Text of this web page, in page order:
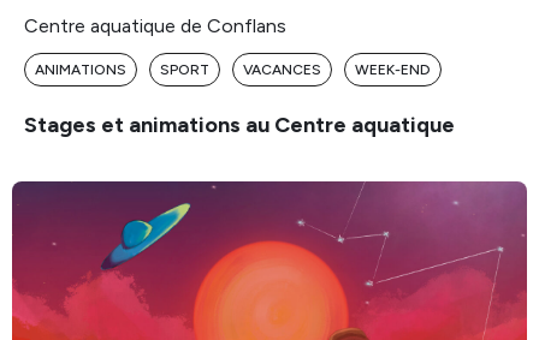
Centre aquatique de Conflans
ANIMATIONS SPORT VACANCES WEEK-END
Stages et animations au Centre aquatique